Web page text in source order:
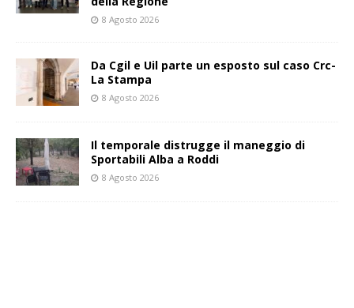
8 Agosto 2026
Da Cgil e Uil parte un esposto sul caso Crc-
La Stampa
8 Agosto 2026
Il temporale distrugge il maneggio di
Sportabili Alba a Roddi
8 Agosto 2026